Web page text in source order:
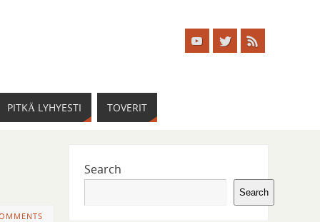
PITKÄ LYHYESTI TOVERIT
Search
Search